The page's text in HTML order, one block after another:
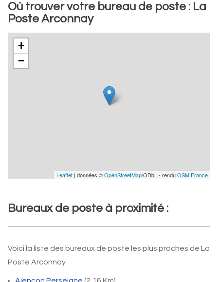
Où trouver votre bureau de poste : La
Poste Arconnay
+
−
Leaflet | données ©OpenStreetMap/ODbL - renduOSM France
Bureaux de poste à proximité :
Voici la liste des bureaux de poste les plus proches de La
Poste Arconnay